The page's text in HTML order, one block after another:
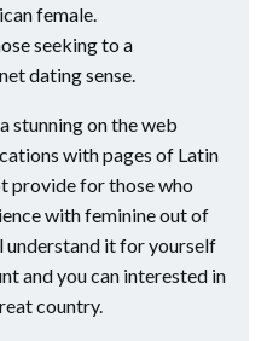
female.
seeking to a
dating sense.
stunning on the web
with pages of Latin
provide for those who
with feminine out of
understand it for yourself
and you can interested in
country.